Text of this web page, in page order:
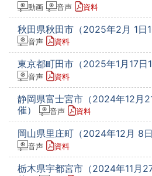
動画 音声 資料
秋田県秋田市（2025年2月 1日
音声 資料
東京都町田市（2025年1月17日
音声 資料
静岡県富士宮市（2024年12月
催）
音声 資料
岡山県里庄町（2024年12月 8
音声 資料
栃木県宇都宮市（2024年11月